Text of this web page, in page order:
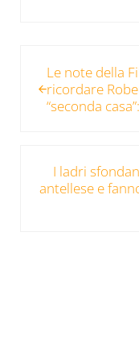
Le note della
ricordare
“seconda
I ladri
antellese e